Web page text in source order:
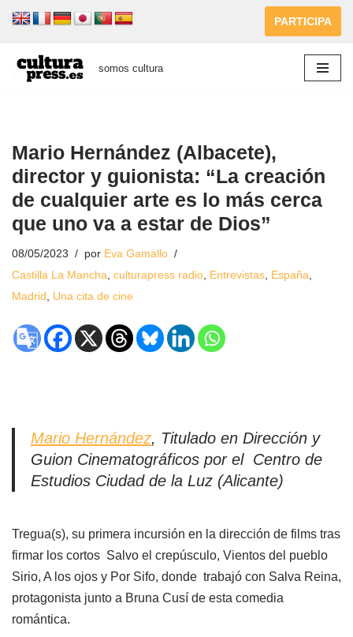
al
contenido
PARTICIPA
somos cultura
Mario Hernández (Albacete),
director y guionista: “La creación
de cualquier arte es lo más cerca
que uno va a estar de Dios”
08/05/2023 por Eva Gamallo
Castilla La Mancha culturapress radio Entrevistas España
Madrid
Una cita de cine
Mario Hernández, Titulado en Dirección y
Guion Cinematográficos por el Centro de
Estudios Ciudad de la Luz (Alicante)
Tregua(s), su primera incursión en la dirección de films tras
firmar los cortos Salvo el crepúsculo, Vientos del pueblo
Sirio, A los ojos y Por Sifo, donde trabajó con Salva Reina,
protagonista junto a Bruna Cusí de esta comedia
romántica.